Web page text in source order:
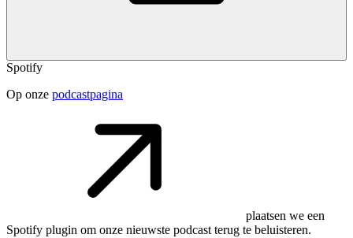
Spotify
Op onze podcastpagina
plaatsen we een
Spotify plugin om onze nieuwste podcast terug te beluisteren.